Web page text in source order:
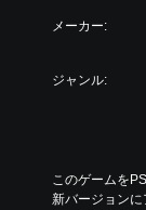
メーカー:
ジャンル:
このゲームを
新バージョン